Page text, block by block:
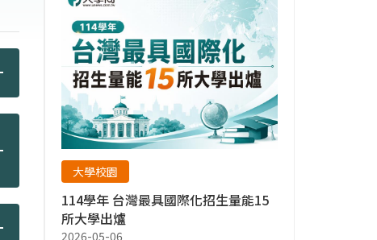
大學校園
114學年 台灣最具國際化招生量能15
所大學出爐
2026-05-06